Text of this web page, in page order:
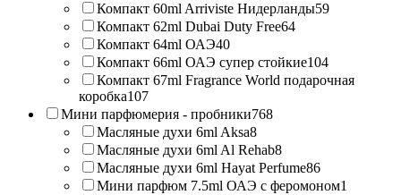
Компакт 60ml Arriviste Нидерланды59
Компакт 62ml Dubai Duty Free64
Компакт 64ml ОАЭ40
Компакт 66ml ОАЭ супер стойкие104
Компакт 67ml Fragrance World подарочная
коробка107
Мини парфюмерия - пробники768
Масляные духи 6ml Aksa8
Масляные духи 6ml Al Rehab8
Масляные духи 6ml Hayat Perfume86
Мини парфюм 7.5ml ОАЭ с феромоном1